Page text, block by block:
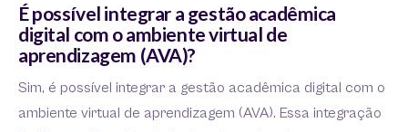
É possível integrar a gestão acadêmica
digital com o ambiente virtual de
aprendizagem (AVA)?
Sim, é possível integrar a gestão acadêmica digital com o
ambiente virtual de aprendizagem (AVA). Essa integração